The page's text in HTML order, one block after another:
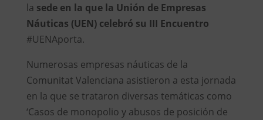
la sede en la que la Unión de Empresas
Náuticas (UEN) celebró su III Encuentro
#UENAporta.
Numerosas empresas náuticas de la
Comunitat Valenciana asistieron a esta jornada
en la que se trataron diversas temáticas como
‘Casos de monopolio y abusos de posición de